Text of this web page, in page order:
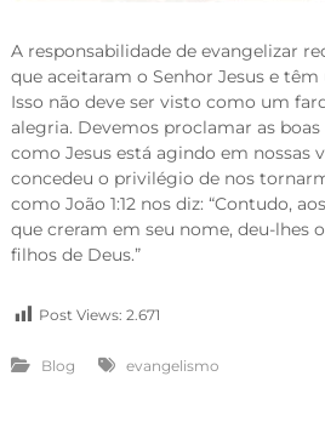
A responsabilidade de evangelizar
que aceitaram o Senhor Jesus e
Isso não deve ser visto como um
alegria. Devemos proclamar as
como Jesus está agindo em nossas
concedeu o privilégio de nos
como João 1:12 nos diz: “Contudo,
que creram em seu nome, deu-lhes
filhos de Deus.”
Post Views: 2.671
Blog evangelismo